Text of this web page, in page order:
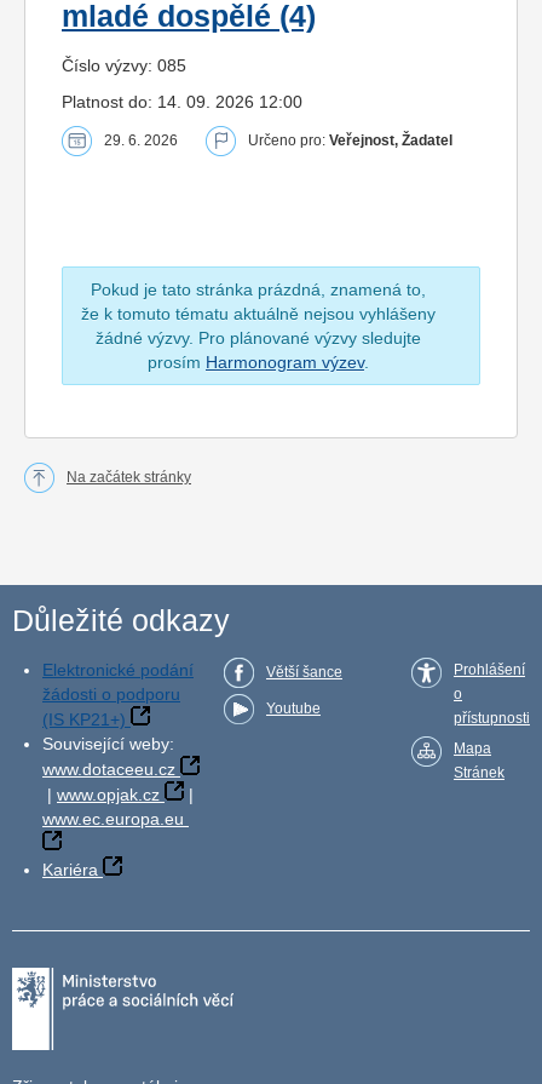
mladé dospělé (4)
Číslo výzvy: 085
Platnost do: 14. 09. 2026 12:00
29. 6. 2026 Určeno pro: Veřejnost, Žadatel
Pokud je tato stránka prázdná, znamená to,
že k tomuto tématu aktuálně nejsou vyhlášeny
žádné výzvy. Pro plánované výzvy sledujte
prosím Harmonogram výzev.
Na začátek stránky
Důležité odkazy
Elektronické podání
žádosti o podporu
(IS KP21+)
Související weby:
www.dotaceeu.cz
| www.opjak.cz
|
www.ec.europa.eu
Kariéra
Větší šance
Youtube
Prohlášení
o
přístupnosti
Mapa
Stránek